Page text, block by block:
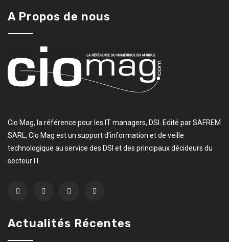
A Propos de nous
Cio Mag, la référence pour les IT managers, DSI. Edité par SAFREM
SARL, Cio Mag est un support d’information et de veille
technologique au service des DSI et des principaux décideurs du
secteur IT.
Actualités Récentes